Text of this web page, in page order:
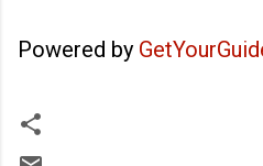
Powered by